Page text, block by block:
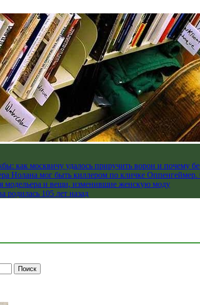
как москвичу удалось приручить ворон и почему
Нолана мог быть киллером по кличке
модельера и вещи, изменившие женскую моду
родилась 105 лет назад